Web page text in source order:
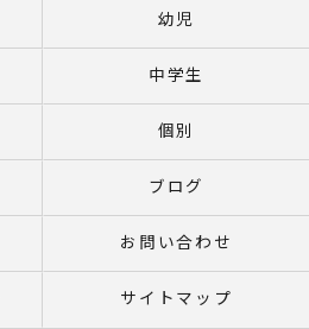
幼児
中学生
個別
ブログ
お問い合わせ
サイトマップ